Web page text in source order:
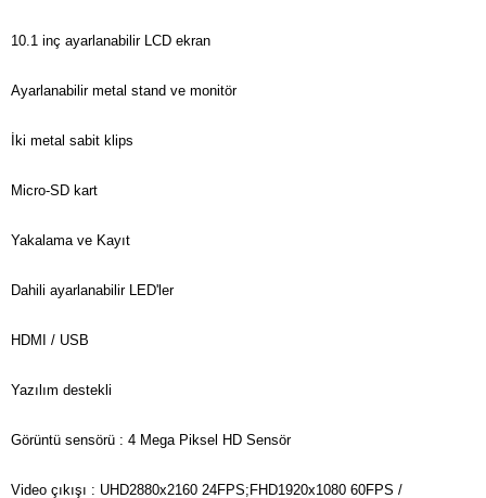
10.1 inç ayarlanabilir LCD ekran
Ayarlanabilir metal stand ve monitör
İki metal sabit klips
Micro-SD kart
Yakalama ve Kayıt
Dahili ayarlanabilir LED'ler
HDMI / USB
Yazılım destekli
Görüntü sensörü : 4 Mega Piksel HD Sensör
Video çıkışı : UHD2880x2160 24FPS;FHD1920x1080 60FPS /